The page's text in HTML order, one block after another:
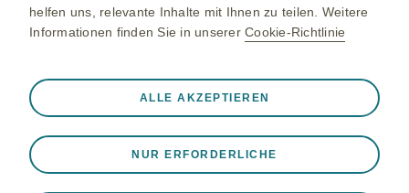
Meningokokken-Erkrankungen
Registrieren Sie sich und erhalten Sie exklusiven Zugang zu
medizinischen Fachinformationen. Mit unserem E-Mail
Service erhalten Sie zudem relevante Produktinformationen,
Studien, Einladungen zu Events und vieles mehr.
Updates via Newsletter erhalten
helfen uns, relevante Inhalte mit Ihnen zu teilen. Weitere
Informationen finden Sie in unserer Cookie-Richtlinie
Nur unbedingt erforderliche Cookies
❮
funktioniert, z. B. um Sitzungsdaten während eines
Website-Besuchs zu speichern, Cookie- und Tag-
NUR ERFORDERLICHE
ALLE AKZEPTIEREN